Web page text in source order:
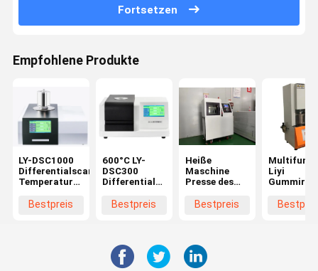
Fortsetzen
Empfohlene Produkte
LY-DSC1000
Differentialscannerkalorimeter
Temperatur
Bestpreis
600°C LY-
DSC300
Differential
Calorimeter
Bestpreis
Heiße
Maschine
Presse des
flachen
für Plastik
Bestpreis
Liyi